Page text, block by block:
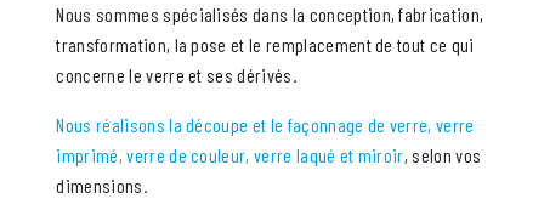
Nous sommes spécialisés dans la conception, fabrication,
transformation, la pose et le remplacement de tout ce qui
concerne le verre et ses dérivés.
Nous réalisons la découpe et le façonnage de verre, verre
imprimé, verre de couleur, verre laqué et miroir, selon vos
dimensions.